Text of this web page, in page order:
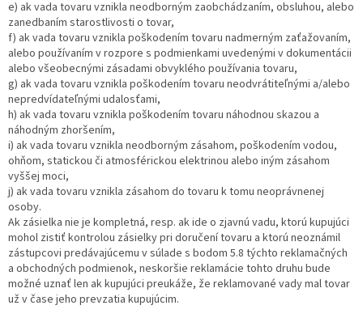
e) ak vada tovaru vznikla neodborným zaobchádzaním, obsluhou, alebo
zanedbaním starostlivosti o tovar,
f) ak vada tovaru vznikla poškodením tovaru nadmerným zaťažovaním,
alebo používaním v rozpore s podmienkami uvedenými v dokumentácii
alebo všeobecnými zásadami obvyklého používania tovaru,
g) ak vada tovaru vznikla poškodením tovaru neodvrátiteľnými a/alebo
nepredvídateľnými udalosťami,
h) ak vada tovaru vznikla poškodením tovaru náhodnou skazou a
náhodným zhoršením,
i) ak vada tovaru vznikla neodborným zásahom, poškodením vodou,
ohňom, statickou či atmosférickou elektrinou alebo iným zásahom
vyššej moci,
j) ak vada tovaru vznikla zásahom do tovaru k tomu neoprávnenej
osoby.
Ak zásielka nie je kompletná, resp. ak ide o zjavnú vadu, ktorú kupujúci
mohol zistiť kontrolou zásielky pri doručení tovaru a ktorú neoznámil
zástupcovi predávajúcemu v súlade s bodom 5.8 týchto reklamačných
a obchodných podmienok, neskoršie reklamácie tohto druhu bude
možné uznať len ak kupujúci preukáže, že reklamované vady mal tovar
už v čase jeho prevzatia kupujúcim.